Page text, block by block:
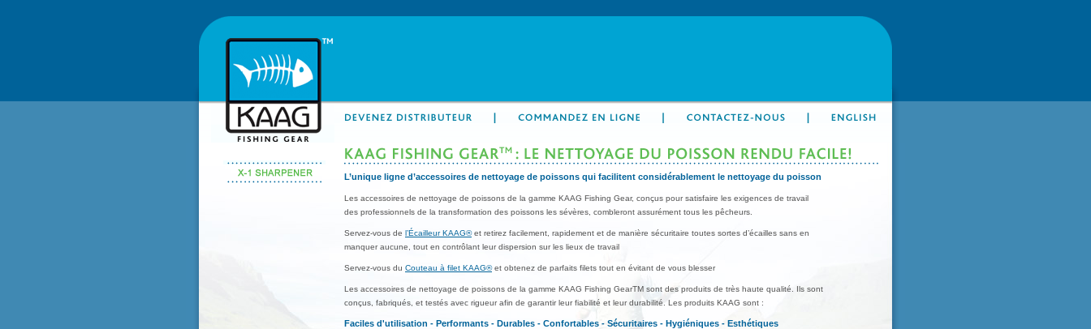
L’unique ligne d’accessoires de nettoyage de poissons qui facilitent considérablement le nettoyage du poisson
Les accessoires de nettoyage de poissons de la gamme KAAG Fishing Gear, conçus pour satisfaire les exigences de travail
des professionnels de la transformation des poissons les sévères, combleront assurément tous les pêcheurs.
Servez-vous de l’Écailleur KAAG®et retirez facilement, rapidement et de manière sécuritaire toutes sortes d’écailles sans en
manquer aucune, tout en contrôlant leur dispersion sur les lieux de travail
Servez-vous du Couteau à filet KAAG®et obtenez de parfaits filets tout en évitant de vous blesser
Les accessoires de nettoyage de poissons de la gamme KAAG Fishing GearTM sont des produits de très haute qualité. Ils sont
conçus, fabriqués, et testés avec rigueur afin de garantir leur fiabilité et leur durabilité. Les produits KAAG sont :
Faciles d'utilisation - Performants - Durables - Confortables - Sécuritaires - Hygiéniques - Esthétiques